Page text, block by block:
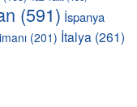
(591) İspanya
(201) İtalya (261)